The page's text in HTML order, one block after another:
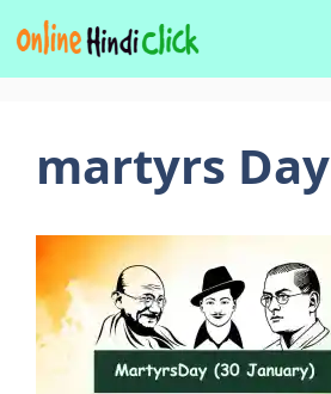
to
content
martyrs Day